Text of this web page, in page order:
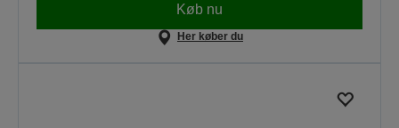
Køb nu
Her køber du